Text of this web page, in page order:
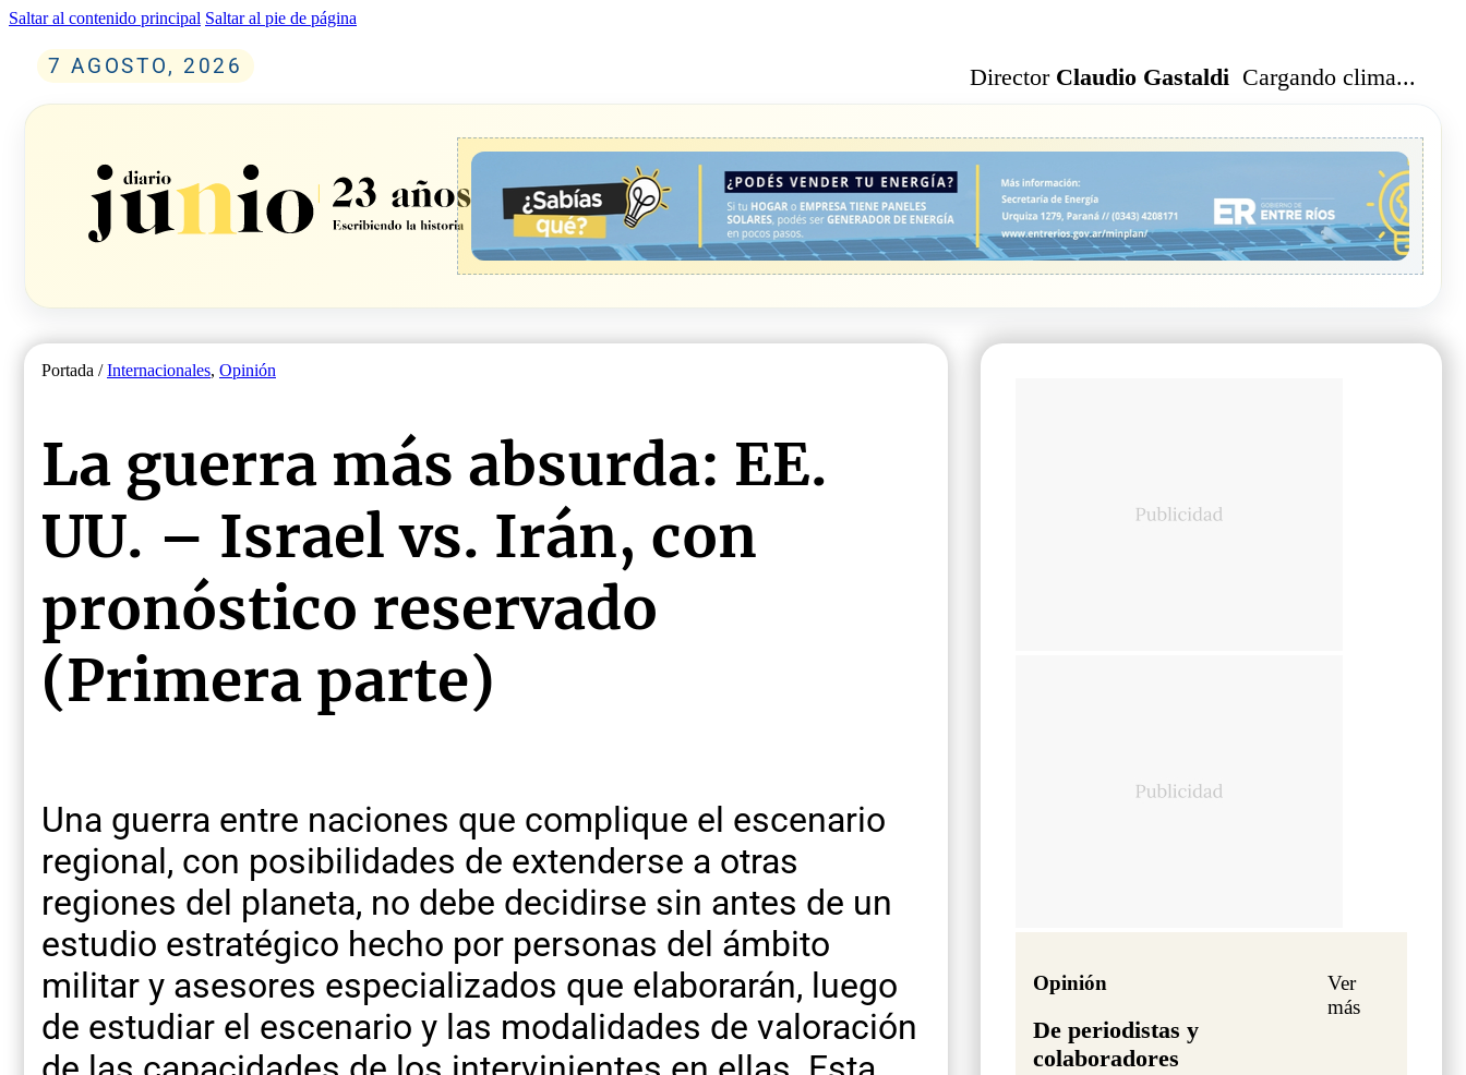
Saltar al contenido principal Saltar al pie de página
7 AGOSTO, 2026 Director Claudio Gastaldi Cargando clima...
Portada /Internacionales, Opinión
La guerra más absurda: EE.
UU. – Israel vs. Irán, con
pronóstico reservado
(Primera parte)
Una guerra entre naciones que complique el escenario
regional, con posibilidades de extenderse a otras
regiones del planeta, no debe decidirse sin antes de un
estudio estratégico hecho por personas del ámbito
militar y asesores especializados que elaborarán, luego
de estudiar el escenario y las modalidades de valoración
Opinión
De periodistas y
colaboradores
Ver
más